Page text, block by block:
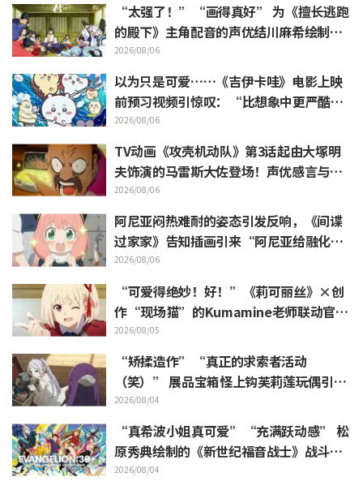
“太强了！”“画得真好” 为《擅长逃跑
的殿下》主角配音的声优结川麻希绘制的
第13话ED插画引发赞叹
2026/08/06
以为只是可爱……《吉伊卡哇》电影上映
前预习视频引惊叹：“比想象中更严酷”
“全是关于打工的话题”的反差感
2026/08/06
TV动画《攻壳机动队》第3话起由大塚明
夫饰演的马雷斯大佐登场！声优感言与片
尾插画公开
2026/08/06
阿尼亚闷热难耐的姿态引发反响，《间谍
过家家》告知插画引来“阿尼亚给融化
了”
2026/08/06
“可爱得绝妙！好！”《莉可丽丝》×创
作“现场猫”的Kumamine老师联动官宣
引发“好！”反响不断
2026/08/05
“矫揉造作”“真正的求索者活动
（笑）” 展品宝箱怪上钩芙莉莲玩偶引吐
槽如潮《葬送的芙莉莲》
2026/08/04
“真希波小姐真可爱”“充满跃动感” 松
原秀典绘制的《新世纪福音战士》战斗服
姿态三人美丽手稿公开引热议
2026/08/04